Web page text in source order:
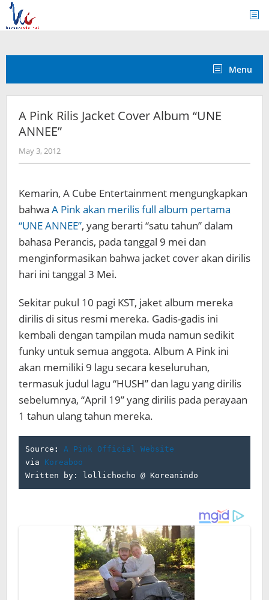
Skip
content
Menu
A Pink Rilis Jacket Cover Album “UNE
ANNEE”
May 3, 2012by
Koreanindo
Kemarin, A Cube Entertainment mengungkapkan
bahwa A Pink akan merilis full album pertama
“UNE ANNEE”, yang berarti “satu tahun” dalam
bahasa Perancis, pada tanggal 9 mei dan
menginformasikan bahwa jacket cover akan dirilis
hari ini tanggal 3 Mei.
Sekitar pukul 10 pagi KST, jaket album mereka
dirilis di situs resmi mereka. Gadis-gadis ini
kembali dengan tampilan muda namun sedikit
funky untuk semua anggota. Album A Pink ini
akan memiliki 9 lagu secara keseluruhan,
termasuk judul lagu “HUSH” dan lagu yang dirilis
sebelumnya, “April 19” yang dirilis pada perayaan
1 tahun ulang tahun mereka.
Source : A Pink Official Website
via Koreaboo
Written by: lollichocho @ Koreanindo